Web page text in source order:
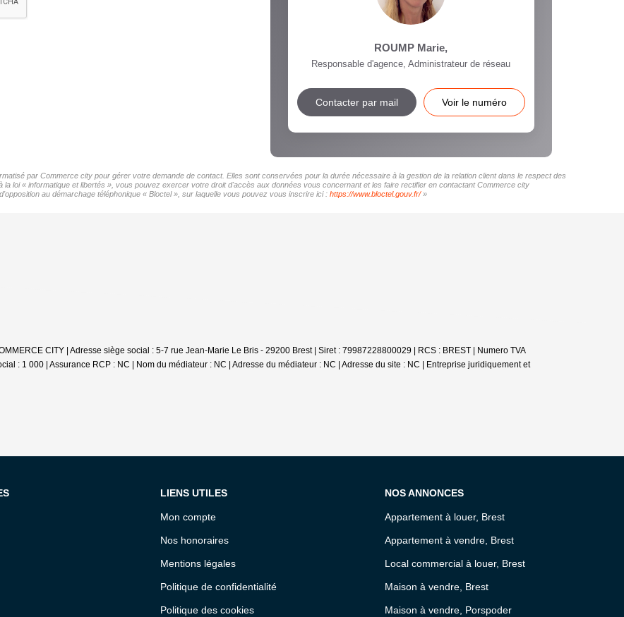
ROUMP Marie,
Responsable d'agence, Administrateur de réseau
Contacter par mail Voir le numéro
par Commerce city pour gérer votre demande de contact. Elles sont conservées pour la durée nécessaire à la gestion de la relation client dans le respect des
loi « informatique et libertés », vous pouvez exercer votre droit d'accès aux données vous concernant et les faire rectifier en contactant Commerce city
au démarchage téléphonique « Bloctel », sur laquelle vous pouvez vous inscrire ici : https://www.bloctel.gouv.fr/»
CITY | Adresse siège social : 5-7 rue Jean-Marie Le Bris - 29200 Brest | Siret : 79987228800029 | RCS : BREST | Numero TVA
: 1 000 | Assurance RCP : NC | Nom du médiateur : NC | Adresse du médiateur : NC | Adresse du site : NC |
Entreprise juridiquement et
LIENS UTILES
Mon compte
Nos honoraires
Mentions légales
Politique de confidentialité
Politique des cookies
NOS ANNONCES
Appartement à louer, Brest
Appartement à vendre, Brest
Local commercial à louer, Brest
Maison à vendre, Brest
Maison à vendre, Porspoder